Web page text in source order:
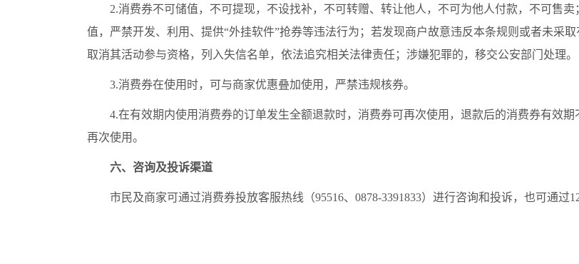
2.消费券不可储值，不可提现，不设找补，不可转赠、转让他人，不可为他人付款，不可售
值，严禁开发、利用、提供“外挂软件”抢券等违法行为；若发现商户故意违反本条规则或者未采
取消其活动参与资格，列入失信名单，依法追究相关法律责任；涉嫌犯罪的，移交公安部门处理。
3.消费券在使用时，可与商家优惠叠加使用，严禁违规核券。
4.在有效期内使用消费券的订单发生全额退款时，消费券可再次使用，退款后的消费券有效
再次使用。
六、咨询及投诉渠道
市民及商家可通过消费券投放客服热线（95516、0878-3391833）进行咨询和投诉，也可通过